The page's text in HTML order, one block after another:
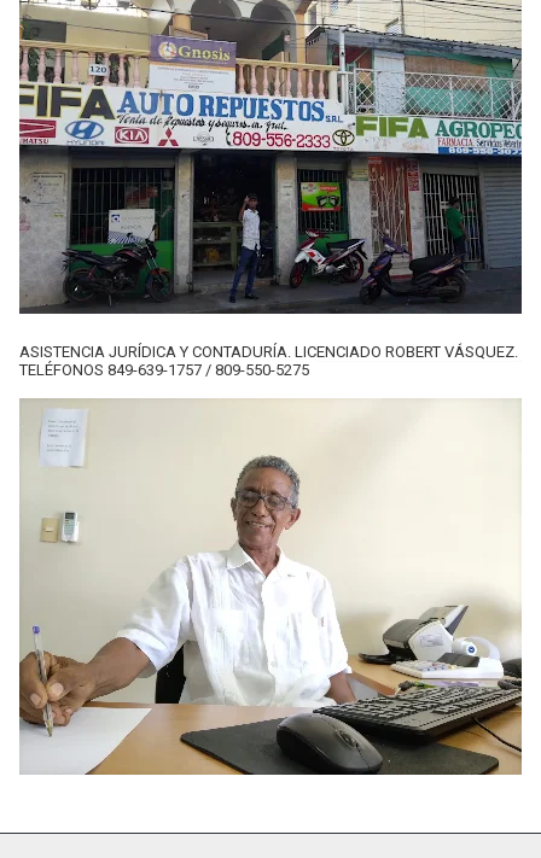
ASISTENCIA JURÍDICA Y CONTADURÍA. LICENCIADO ROBERT VÁSQUEZ.
TELÉFONOS 849-639-1757 / 809-550-5275